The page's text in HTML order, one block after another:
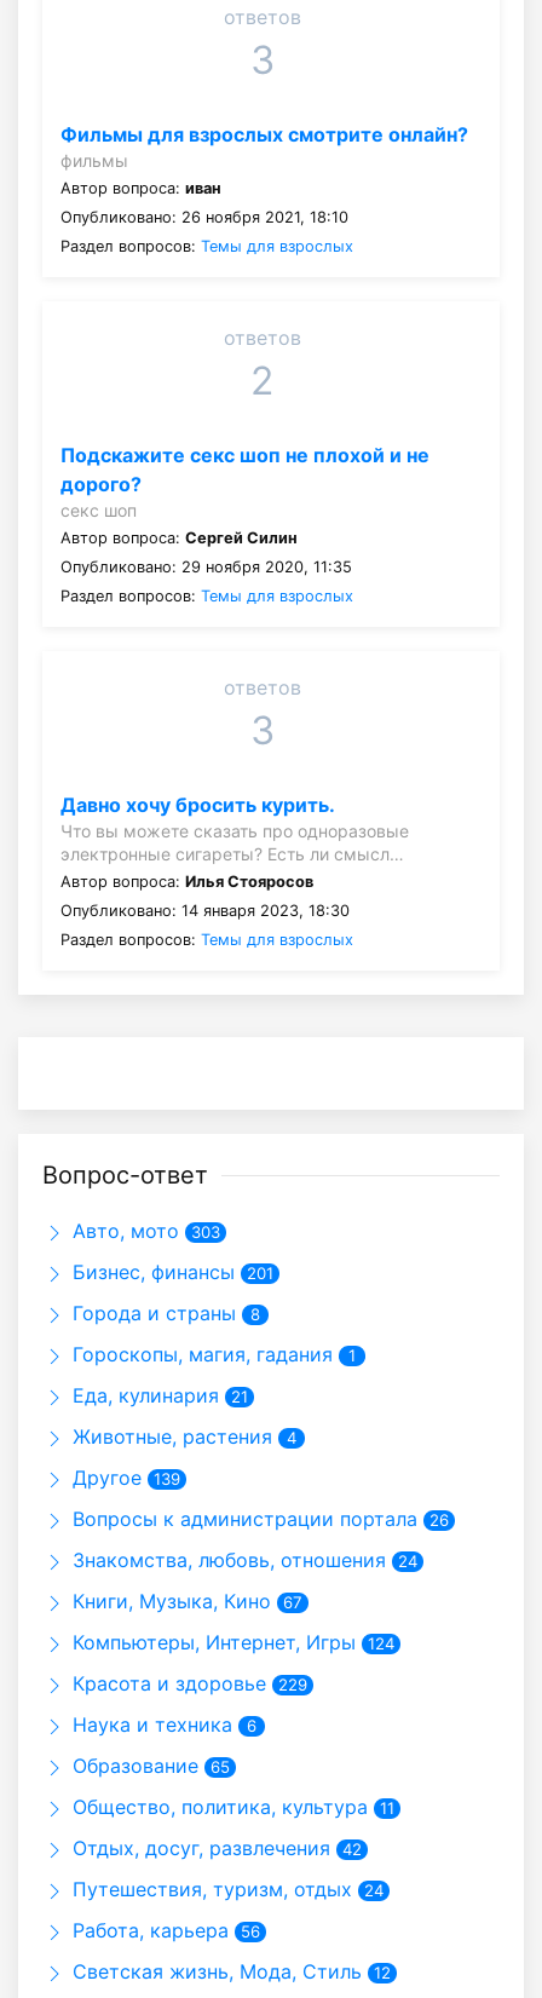
ответов
3
Фильмы для взрослых смотрите онлайн?
фильмы
Автор вопроса: иван
Опубликовано: 26 ноября 2021, 18:10
Раздел вопросов: Темы для взрослых
ответов
2
Подскажите секс шоп не плохой и не
дорого?
секс шоп
Автор вопроса: Сергей Силин
Опубликовано: 29 ноября 2020, 11:35
Раздел вопросов: Темы для взрослых
ответов
3
Давно хочу бросить курить.
Что вы можете сказать про одноразовые
электронные сигареты? Есть ли смысл…
Автор вопроса: Илья Стояросов
Опубликовано: 14 января 2023, 18:30
Раздел вопросов: Темы для взрослых
Вопрос-ответ
Авто, мото 303
Бизнес, финансы 201
Города и страны 8
Гороскопы, магия, гадания 1
Еда, кулинария 21
Животные, растения 4
Другое 139
Вопросы к администрации портала 26
Знакомства, любовь, отношения 24
Книги, Музыка, Кино 67
Компьютеры, Интернет, Игры 124
Красота и здоровье 229
Наука и техника 6
Образование 65
Общество, политика, культура 11
Отдых, досуг, развлечения 42
Путешествия, туризм, отдых 24
Работа, карьера 56
Светская жизнь, Мода, Стиль 12